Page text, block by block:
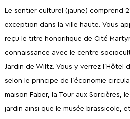
Le sentier culturel (jaune) comprend
exception dans la ville haute. Vous
reçu le titre honorifique de Cité
connaissance avec le centre
Jardin de Wiltz. Vous y verrez l’Hôtel
selon le principe de l’économie
maison Faber, la Tour aux Sorcières,
jardin ainsi que le musée brassicole,